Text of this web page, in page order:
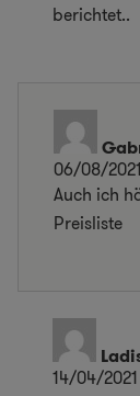
berichtet..
06/08/
Auch ich
Preisliste
14/04/